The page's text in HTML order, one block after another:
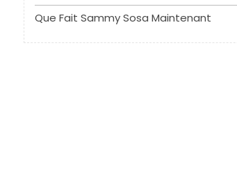
Que Fait Sammy Sosa Maintenant